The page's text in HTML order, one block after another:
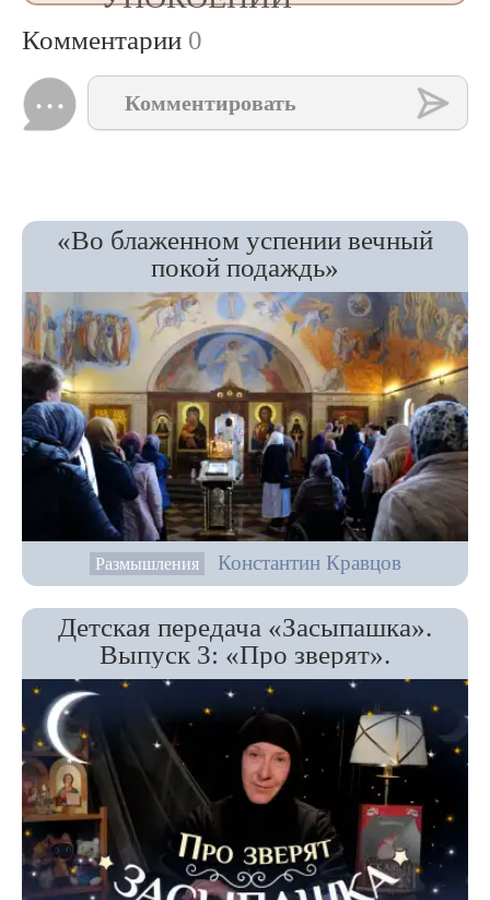
Комментарии 0
Комментировать
«Во блаженном успении вечный
покой подаждь»
Размышления Константин Кравцов
Детская передача «Засыпашка».
Выпуск 3: «Про зверят».